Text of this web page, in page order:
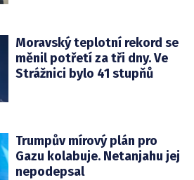
Moravský teplotní rekord se
měnil potřetí za tři dny. Ve
Strážnici bylo 41 stupňů
Trumpův mírový plán pro
Gazu kolabuje. Netanjahu jej
nepodepsal